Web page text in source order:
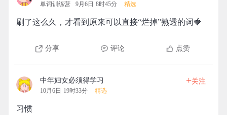
单词训练营 9月6日 8时45分 精选
刷了这么久，才看到原来可以直接“烂掉”熟透的词🍓
分享 评论 点赞
中年妇女必须得学习
10月6日 19时33分 精选
+关注
习惯